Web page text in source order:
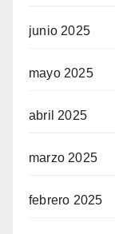
junio 2025
mayo 2025
abril 2025
marzo 2025
febrero 2025